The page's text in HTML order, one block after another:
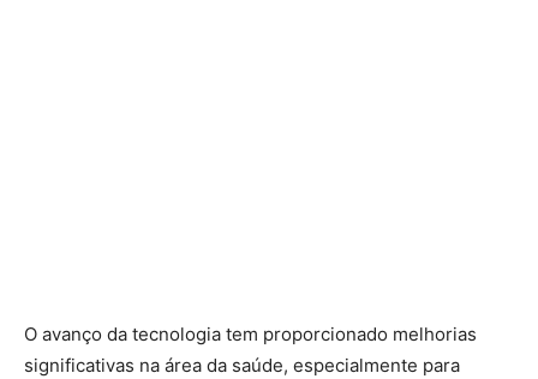
O avanço da tecnologia tem proporcionado melhorias
significativas na área da saúde, especialmente para